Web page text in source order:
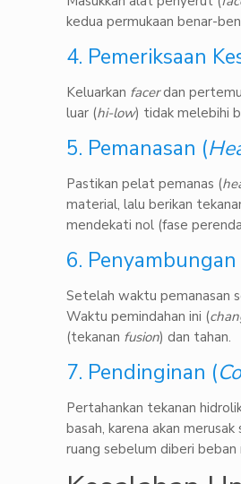
kedua permukaan benar-
4. Pemeriksaan
Keluarkan facerdan
luar (hi-low) tidak melebihi
5. Pemanasan (
Pastikan pelat pemanas (
material, lalu berikan
mendekati nol (fase
6. Penyambungan
Setelah waktu pemanasan
Waktu pemindahan ini (
(tekanan fusion) dan tahan.
7. Pendinginan (
Pertahankan tekanan
basah, karena akan
ruang sebelum diberi